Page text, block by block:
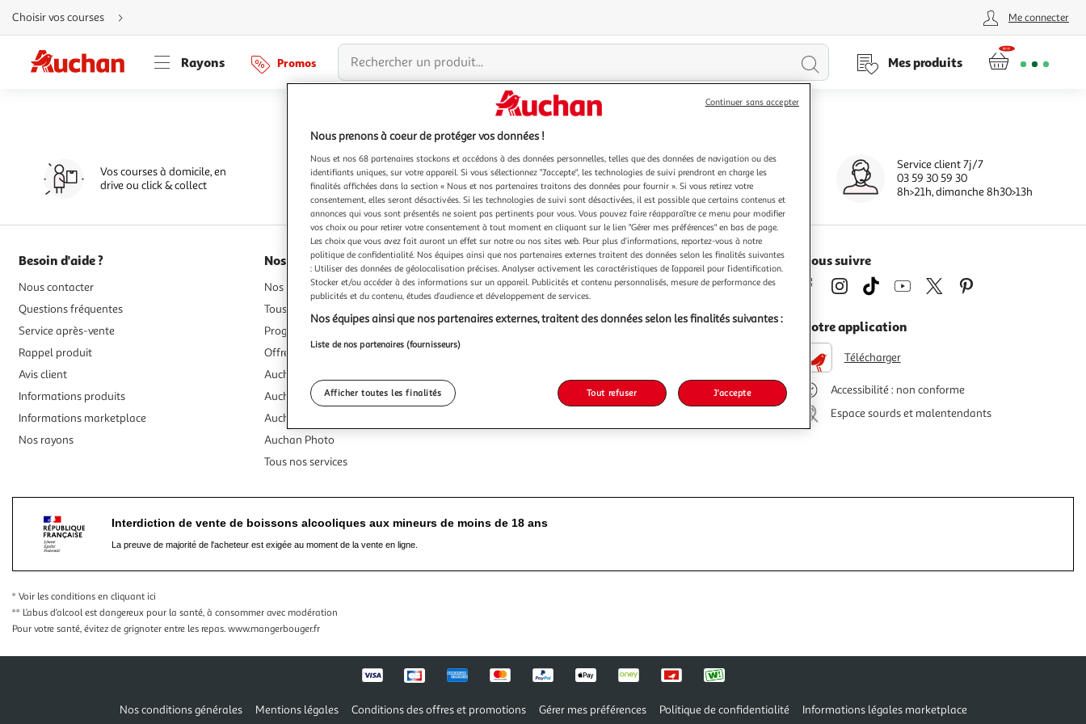
Aller
directement
au
Aller
directement
à
directement
d'aide
Choisir vos courses Me connecter
Rayons Promos
Lancer
la
recherche
Mes produits
Catalogue indisponible
Vos courses à domicile, en
drive ou click & collect
Paiement sécurisé en ligne
ou au retrait
Retour produits : 30 jours
pour changer d’avis
Service client 7j/7
03 59 30 59 30
8h>21h, dimanche 8h30>13h
Besoin d'aide ?
Nous contacter
Questions fréquentes
Service après-vente
Rappel produit
Avis client
Informations produits
Informations marketplace
Nos rayons
Nos services
Nos magasins, drives et points de retrait
Tous nos modes de livraison
Programme de fidélité Waaoh!
Offres de financement
Auchan Traiteur
Auchan Voyages
Auchan Billetterie
Auchan Photo
Tous nos services
À propos d'Auchan
Qui sommes-nous ?
Nous suivre
Notre application
Télécharger
Accessibilité : non conforme
Espace sourds et malentendants
Interdiction de vente de boissons alcooliques aux mineurs de moins de 18 ans
La preuve de majorité de l'acheteur est exigée au moment de la vente en ligne.
* Voir les conditions en cliquant ici
** L’abus d’alcool est dangereux pour la santé, à consommer avec modération
Pour votre santé, évitez de grignoter entre les repas. www.mangerbouger.fr
Nos conditions générales Mentions légales Conditions des offres et promotions Gérer mes préférences Politique de confidentialité Informations légales marketplace
Nous prenons à coeur de protéger vos données !
Nous et nos 68 partenaires stockons et accédons à des données personnelles, telles que des données de navigation ou des
identifiants uniques, sur votre appareil. Si vous sélectionnez "J'accepte", les technologies de suivi prendront en charge les
finalités affichées dans la section « Nous et nos partenaires traitons des données pour fournir ». Si vous retirez votre
consentement, elles seront désactivées. Si les technologies de suivi sont désactivées, il est possible que certains contenus et
annonces qui vous sont présentés ne soient pas pertinents pour vous. Vous pouvez faire réapparaître ce menu pour modifier
vos choix ou pour retirer votre consentement à tout moment en cliquant sur le lien "Gérer mes préférences" en bas de page.
Les choix que vous avez fait auront un effet sur notre ou nos sites web. Pour plus d’informations, reportez-vous à notre
politique de confidentialité. Nos équipes ainsi que nos partenaires externes traitent des données selon les finalités suivantes
: Utiliser des données de géolocalisation précises. Analyser activement les caractéristiques de l’appareil pour l’identification.
Stocker et/ou accéder à des informations sur un appareil. Publicités et contenu personnalisés, mesure de performance des
publicités et du contenu, études d’audience et développement de services.
Nos équipes ainsi que nos partenaires externes, traitent des données selon les finalités suivantes :
Liste de nos partenaires (fournisseurs)
Afficher toutes les finalités Tout refuser J'accepte
Continuer sans accepter